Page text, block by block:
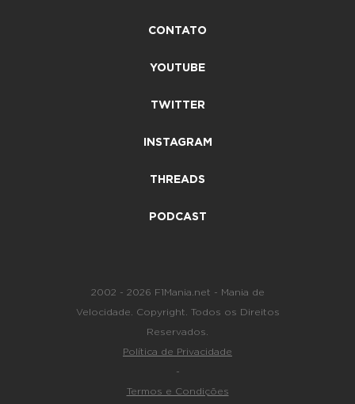
CONTATO
YOUTUBE
TWITTER
INSTAGRAM
THREADS
PODCAST
2002 - 2026 F1Mania.net - Mania de
Velocidade. Copyright. Todos os Direitos
Reservados.
Política de Privacidade
-
Termos e Condições